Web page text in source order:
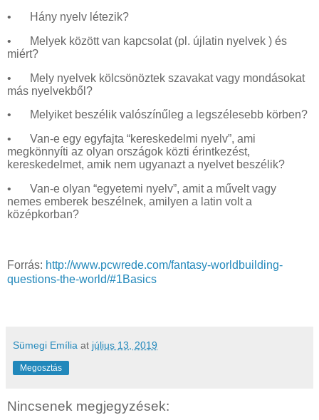
•
Hány nyelv létezik?
•
Melyek között van kapcsolat (pl. újlatin nyelvek ) és
miért?
•
Mely nyelvek kölcsönöztek szavakat vagy mondásokat
más nyelvekből?
•
Melyiket beszélik valószínűleg a legszélesebb körben?
•
Van-e egy egyfajta “kereskedelmi nyelv”, ami
megkönnyíti az olyan országok közti érintkezést,
kereskedelmet, amik nem ugyanazt a nyelvet beszélik?
•
Van-e olyan “egyetemi nyelv”, amit a művelt vagy
nemes emberek beszélnek, amilyen a latin volt a
középkorban?
Forrás: http://www.pcwrede.com/fantasy-worldbuilding-
questions-the-world/#1Basics
Sümegi Emília at július 13, 2019
Megosztás
Nincsenek megjegyzések: